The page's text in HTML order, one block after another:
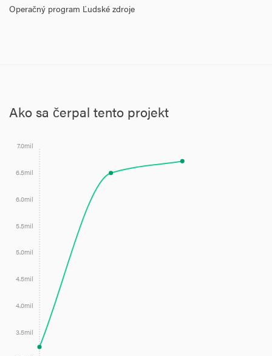
Operačný program Ľudské zdroje
Ako sa čerpal tento projekt
3.5mil
4.0mil
4.5mil
5.0mil
5.5mil
6.0mil
6.5mil
7.0mil